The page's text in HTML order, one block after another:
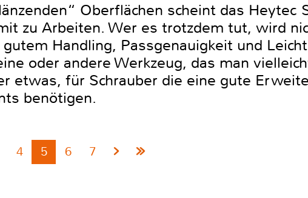
Oberflächen scheint das Heytec
zu Arbeiten. Wer es trotzdem tut, wird
Handling, Passgenauigkeit und
oder andere Werkzeug, das man
etwas, für Schrauber die eine gute
benötigen.
4 5 6 7